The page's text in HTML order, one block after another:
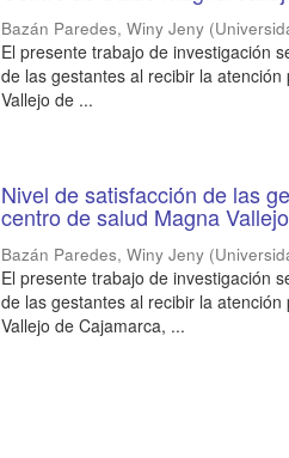
Bazán Paredes, Winy Jeny (
El presente trabajo de investigación
de las gestantes al recibir la
Vallejo de ...
Nivel de satisfacción de las
centro de salud Magna
Bazán Paredes, Winy Jeny (
El presente trabajo de investigación
de las gestantes al recibir la
Vallejo de Cajamarca, ...